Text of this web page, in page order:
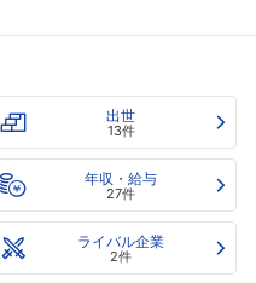
出世
13件
年収・給与
27件
ライバル企業
2件